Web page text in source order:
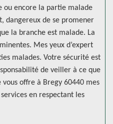
ou encore la partie malade
dangereux de se promener
la branche est malade. La
Mes yeux d’expert
malades. Votre sécurité est
de veiller à ce que
vous offre à Bregy 60440 mes
en respectant les